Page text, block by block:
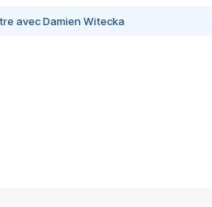
avec Damien Witecka